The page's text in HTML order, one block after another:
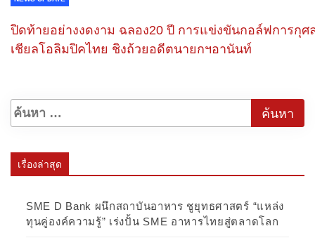
ปิดท้ายอย่างงดงาม ฉลอง20 ปี การแข่งขันกอล์ฟการกุศ
เชียลโอลิมปิคไทย ชิงถ้วยอดีตนายกฯอานันท์
เรื่องล่าสุด
SME D Bank ผนึกสถาบันอาหาร ชูยุทธศาสตร์ “แหล่ง
ทุนคู่องค์ความรู้” เร่งปั้น SME อาหารไทยสู่ตลาดโลก